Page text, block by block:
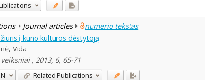
Journal articles numerio tekstas
į kūno kultūros dėstytoją
Vida
, 2013, 6, 65-71
Related Publications